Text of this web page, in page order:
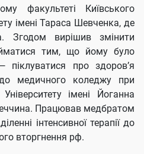
факультеті Київського
імені Тараса Шевченка, де
Згодом вирішив змінити
тим, що йому було
про здоров’я
медичного коледжу при
Університету імені Йоганна
Працював медбратом
інтенсивної терапії до
вторгнення рф.